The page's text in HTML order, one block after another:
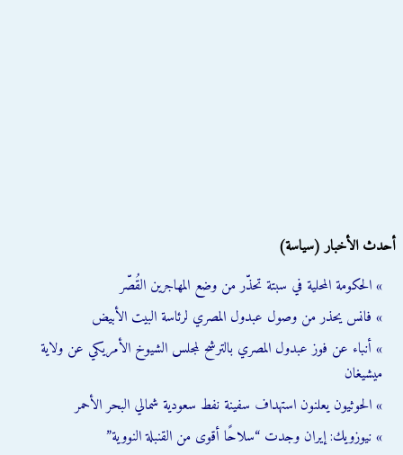
أحدث الأخبار (سياسة)
» الحكومة المحلية في سبتة تحذّر من وضع المهاجرين القُصّر
» فانس يحذر من وصول عبدول المصري لرئاسة البيت الأبيض
» أنباء عن فوز عبدول المصري بالترشح لمجلس الشيوخ الأمريكي عن ولاية
ميشيغان
» الحوثيون يعلنون استهداف سفينة نفط سعودية شمالي البحر الأحمر
» نيوزويك: إيران وجدت “سلاحًا أقوى من القنبلة النووية”